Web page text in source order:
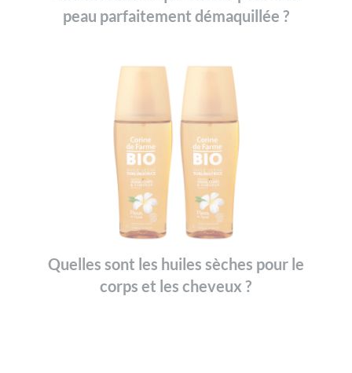
peau parfaitement démaquillée ?
Quelles sont les huiles sèches pour le
corps et les cheveux ?